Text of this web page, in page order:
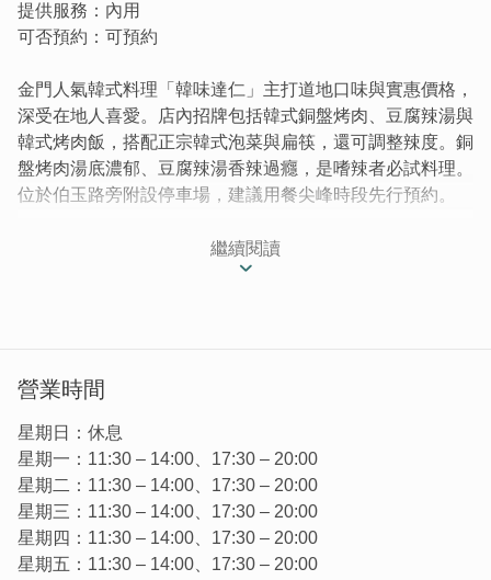
提供服務：內用
可否預約：可預約
金門人氣韓式料理「韓味達仁」主打道地口味與實惠價格，
深受在地人喜愛。店內招牌包括韓式銅盤烤肉、豆腐辣湯與
韓式烤肉飯，搭配正宗韓式泡菜與扁筷，還可調整辣度。銅
盤烤肉湯底濃郁、豆腐辣湯香辣過癮，是嗜辣者必試料理。
位於伯玉路旁附設停車場，建議用餐尖峰時段先行預約。
說到金門的韓式料理，韓味達仁絕對是在地人共同的口袋名
單，實惠的價格，道地口味，征服許多人的胃，難怪到了尖
繼續閱讀
營業時間
星期日：休息
星期一：11:30 – 14:00、17:30 – 20:00
星期二：11:30 – 14:00、17:30 – 20:00
星期三：11:30 – 14:00、17:30 – 20:00
星期四：11:30 – 14:00、17:30 – 20:00
星期五：11:30 – 14:00、17:30 – 20:00